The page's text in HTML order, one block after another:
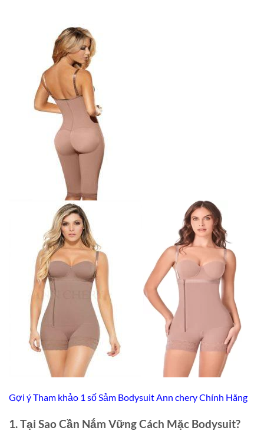
Gợi ý Tham khảo 1 số Sảm Bodysuit Ann chery Chính Hãng
1. Tại Sao Cần Nắm Vững Cách Mặc Bodysuit?